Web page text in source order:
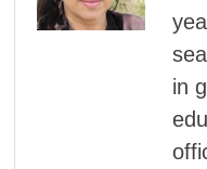
in